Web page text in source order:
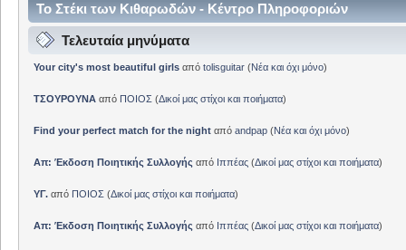
Το Στέκι των Κιθαρωδών - Κέντρο Πληροφοριών
Τελευταία μηνύματα
Your city's most beautiful girlsαπό tolisguitar(Νέα και όχι μόνο)
ΤΣΟΥΡΟΥΝΑαπό ΠΟΙΟΣ (Δικοί μας στίχοι και ποιήματα)
Find your perfect match for the nightαπό andpap(Νέα και όχι μόνο)
Απ: Έκδοση Ποιητικής Συλλογής από Ιππέας(Δικοί μας στίχοι και ποιήματα)
ΥΓ.από ΠΟΙΟΣ (Δικοί μας στίχοι και ποιήματα)
Απ: Έκδοση Ποιητικής Συλλογής από Ιππέας(Δικοί μας στίχοι και ποιήματα)